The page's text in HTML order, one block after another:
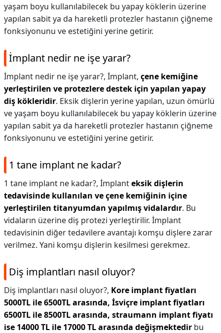
yaşam boyu kullanılabilecek bu yapay köklerin üzerine
yapılan sabit ya da hareketli protezler hastanın çiğneme
fonksiyonunu ve estetiğini yerine getirir.
İmplant nedir ne işe yarar?
İmplant nedir ne işe yarar?, İmplant, çene kemiğine
yerleştirilen ve protezlere destek için yapılan yapay
diş kökleridir. Eksik dişlerin yerine yapılan, uzun ömürlü
ve yaşam boyu kullanılabilecek bu yapay köklerin üzerine
yapılan sabit ya da hareketli protezler hastanın çiğneme
fonksiyonunu ve estetiğini yerine getirir.
1 tane implant ne kadar?
1 tane implant ne kadar?, İmplanteksik dişlerin
tedavisinde kullanılan ve çene kemiğinin içine
yerleştirilen titanyumdan yapılmış vidalardır. Bu
vidaların üzerine diş protezi yerleştirilir. İmplant
tedavisinin diğer tedavilere avantajı komşu dişlere zarar
verilmez. Yani komşu dişlerin kesilmesi gerekmez.
Diş implantları nasıl oluyor?
Diş implantları nasıl oluyor?, Kore implant fiyatları
5000TL ile 6500TL arasında, İsviçre implant fiyatları
6500TL ile 8500TL arasında, straumann implant fiyatı
ise 14000 TL ile 17000 TL arasında değişmektedir bu